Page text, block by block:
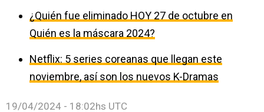
¿Quién fue eliminado HOY 27 de octubre en
Quién es la máscara 2024?
Netflix: 5 series coreanas que llegan este
noviembre, así son los nuevos K-Dramas
19/04/2024 - 18:02hs UTC